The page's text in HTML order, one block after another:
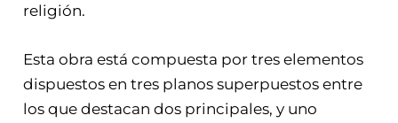
religión.
Esta obra está compuesta por tres elementos
dispuestos en tres planos superpuestos entre
los que destacan dos principales, y uno